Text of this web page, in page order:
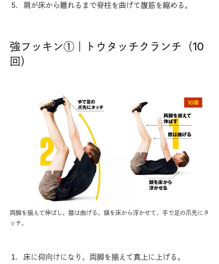
肩が床から離れるまで脊柱を曲げて腹筋を縮める。
強フッキン①｜トウタッチクランチ（10
回）
両脚を揃えて伸ばし、膝は曲げる。頭を床から浮かせて、手で足の爪先にタ
ッチ。
床に仰向けになり、両脚を揃えて真上に上げる。